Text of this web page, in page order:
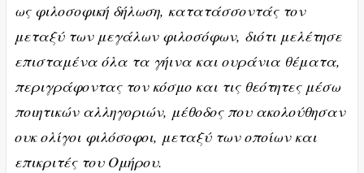
ως φιλοσοφική δήλωση, κατατάσσοντάς τον
μεταξύ των μεγάλων φιλοσόφων, διότι μελέτησε
επισταμένα όλα τα γήινα και ουράνια θέματα,
περιγράφοντας τον κόσμο και τις θεότητες μέσω
ποιητικών αλληγοριών, μέθοδος που ακολούθησαν
ουκ ολίγοι φιλόσοφοι, μεταξύ των οποίων και
επικριτές του Ομήρου.